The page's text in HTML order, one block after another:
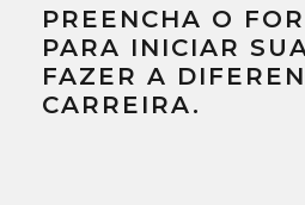
PREENCHA O
PARA INICIAR
FAZER A
CARREIRA.